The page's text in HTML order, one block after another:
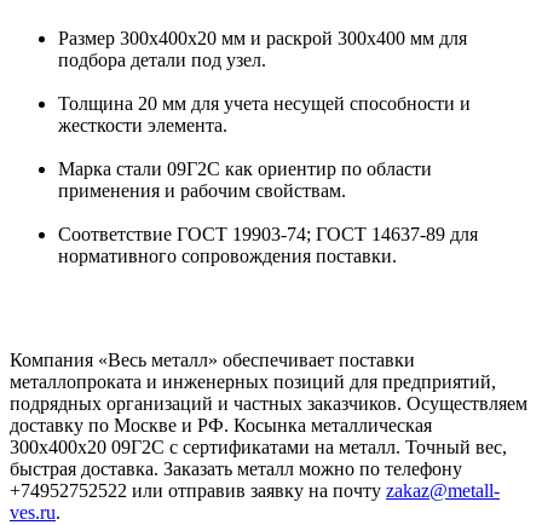
Размер 300х400х20 мм и раскрой 300х400 мм для
подбора детали под узел.
Толщина 20 мм для учета несущей способности и
жесткости элемента.
Марка стали 09Г2С как ориентир по области
применения и рабочим свойствам.
Соответствие ГОСТ 19903-74; ГОСТ 14637-89 для
нормативного сопровождения поставки.
Компания «Весь металл» обеспечивает поставки
металлопроката и инженерных позиций для предприятий,
подрядных организаций и частных заказчиков. Осуществляем
доставку по Москве и РФ. Косынка металлическая
300х400х20 09Г2С с сертификатами на металл. Точный вес,
быстрая доставка. Заказать металл можно по телефону
+74952752522 или отправив заявку на почту zakaz@metall-
ves.ru.